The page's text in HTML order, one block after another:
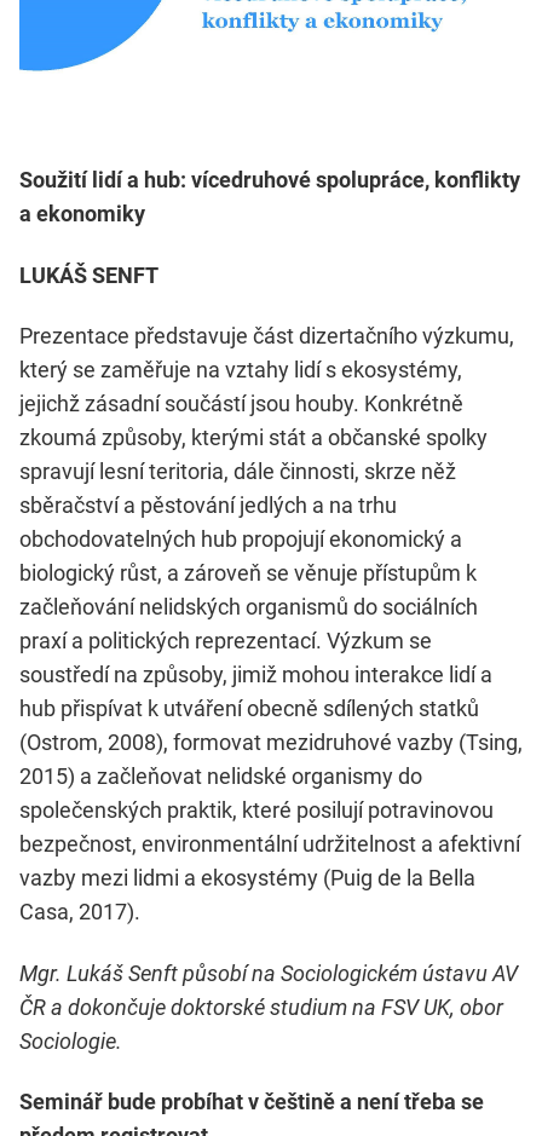
Soužití lidí a hub: vícedruhové spolupráce, konflikty
a ekonomiky
LUKÁŠ SENFT
Prezentace představuje část dizertačního výzkumu,
který se zaměřuje na vztahy lidí s ekosystémy,
jejichž zásadní součástí jsou houby. Konkrétně
zkoumá způsoby, kterými stát a občanské spolky
spravují lesní teritoria, dále činnosti, skrze něž
sběračství a pěstování jedlých a na trhu
obchodovatelných hub propojují ekonomický a
biologický růst, a zároveň se věnuje přístupům k
začleňování nelidských organismů do sociálních
praxí a politických reprezentací. Výzkum se
soustředí na způsoby, jimiž mohou interakce lidí a
hub přispívat k utváření obecně sdílených statků
(Ostrom, 2008), formovat mezidruhové vazby (Tsing,
2015) a začleňovat nelidské organismy do
společenských praktik, které posilují potravinovou
bezpečnost, environmentální udržitelnost a afektivní
vazby mezi lidmi a ekosystémy (Puig de la Bella
Casa, 2017).
Mgr. Lukáš Senft působí na Sociologickém ústavu AV
ČR a dokončuje doktorské studium na FSV UK, obor
Sociologie.
Seminář bude probíhat v češtině a není třeba se